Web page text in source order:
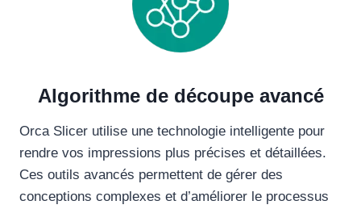
Algorithme de découpe avancé
Orca Slicer utilise une technologie intelligente pour
rendre vos impressions plus précises et détaillées.
Ces outils avancés permettent de gérer des
conceptions complexes et d’améliorer le processus